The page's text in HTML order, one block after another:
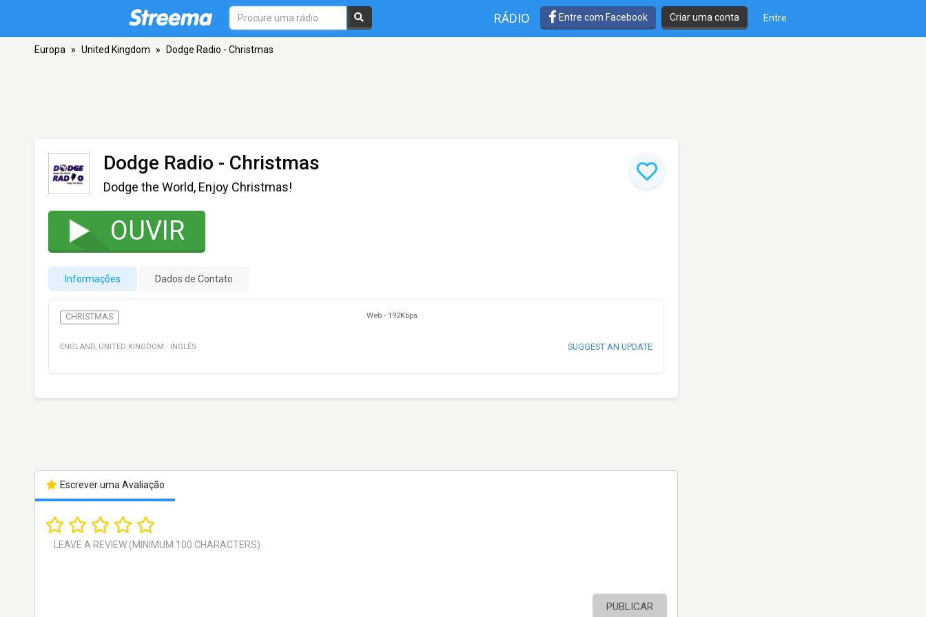
RÁDIO Entre com Facebook Criar uma conta Entre
Europa » United Kingdom » Dodge Radio - Christmas
Dodge Radio - Christmas
Dodge the World, Enjoy Christmas!
OUVIR
Informações Dados de Contato
CHRISTMAS Web - 192Kbps
ENGLAND, UNITED KINGDOM · INGLÊS SUGGEST AN UPDATE
Escrever uma Avaliação
PUBLICAR